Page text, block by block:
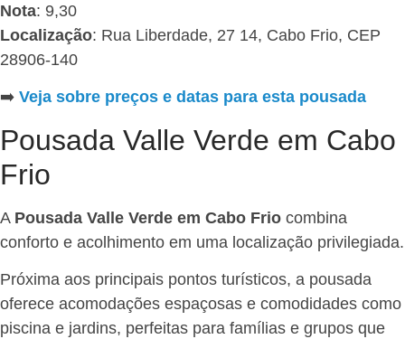
Nota: 9,30
Localização: Rua Liberdade, 27 14, Cabo Frio, CEP
28906-140
➡️ Veja sobre preços e datas para esta pousada
Pousada Valle Verde em Cabo
Frio
A Pousada Valle Verde em Cabo Frio combina
conforto e acolhimento em uma localização privilegiada.
Próxima aos principais pontos turísticos, a pousada
oferece acomodações espaçosas e comodidades como
piscina e jardins, perfeitas para famílias e grupos que